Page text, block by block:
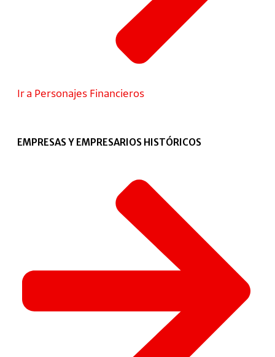
Ir a Personajes Financieros
EMPRESAS Y EMPRESARIOS HISTÓRICOS